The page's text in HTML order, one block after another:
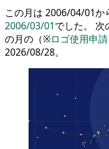
この月は 2006/04/01か
2006/03/01でした。 次
の月の（※ロゴ使用申請
2026/08/28。